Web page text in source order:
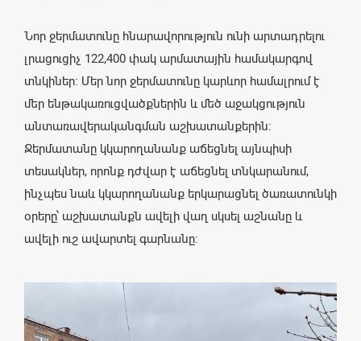
Նոր ջերմատունը հնարավորություն ունի արտադրելու
լրացուցիչ 122,400 փակ արմատային համակարգով
տնկիներ։ Մեր նոր ջերմատունը կարևոր համալրում է
մեր ենթակառուցվածքներին և մեծ աջակցություն
անտառավերականգման աշխատանքերին։
Ջերմատանը կկարողանանք աճեցնել այնպիսի
տեսակներ, որոնք դժվար է աճեցնել տնկարանում,
ինչպես նաև կկարողանանք երկարացնել ծառատունկի
օրերը՝ աշխատանքն ավելի վաղ սկսել աշնանը և
ավելի ուշ ավարտել գարնանը: